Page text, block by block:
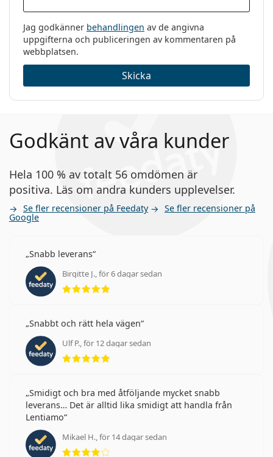
Jag godkänner behandlingen av de angivna
uppgifterna och publiceringen av kommentaren på
webbplatsen.
Skicka
Godkänt av våra kunder
Hela 100 % av totalt 56 omdömen är
positiva. Läs om andra kunders upplevelser.
Se fler recensioner på Feedaty Se fler recensioner på
Google
Snabb leverans
Birgitte J., för 6 dagar sedan
Betyg 5 av 5
Snabbt och rätt hela vägen
Ulf P., för 12 dagar sedan
Betyg 5 av 5
Smidigt och bra med åtföljande mycket snabb
leverans… Det är alltid lika smidigt att handla från
Lentiamo
Mikael H., för 14 dagar sedan
Betyg 4 av 5